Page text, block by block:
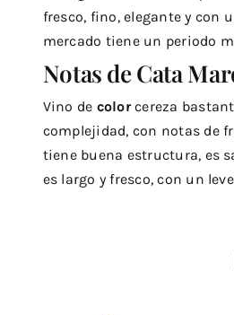
fresco, fino, elegante y con
mercado tiene un periodo
Notas de Cata
Vino de colorcereza
complejidad, con notas de
tiene buena estructura, es
es largo y fresco, con un